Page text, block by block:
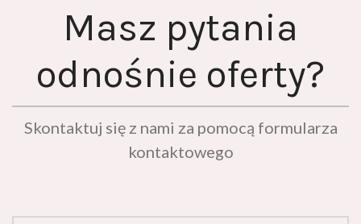
Masz pytania
odnośnie oferty?
Skontaktuj się z nami za pomocą formularza
kontaktowego